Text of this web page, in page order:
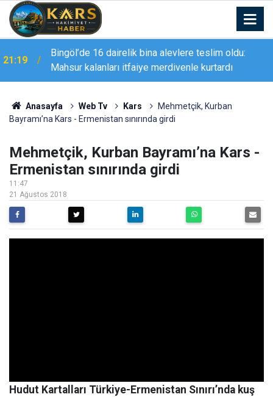
21:19
Bingöl’de 16 dairelik bina alevlere teslim oldu:
Mahsur kalanları itfaiye merdivenle kurtardı
Anasayfa Web Tv Kars
Mehmetçik, Kurban
Bayramı’na Kars - Ermenistan sınırında girdi
Mehmetçik, Kurban Bayramı’na Kars -
Ermenistan sınırında girdi
11:47
21 Ağustos 2018
Hudut Kartalları Türkiye-Ermenistan Sınırı’nda kuş